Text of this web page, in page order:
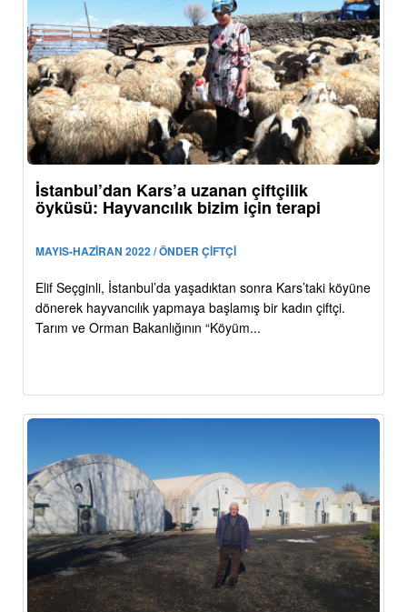
İstanbul’dan Kars’a uzanan çiftçilik
öyküsü: Hayvancılık bizim için terapi
MAYIS-HAZİRAN 2022 / ÖNDER ÇİFTÇİ
Elif Seçginli, İstanbul’da yaşadıktan sonra Kars’taki köyüne
dönerek hayvancılık yapmaya başlamış bir kadın çiftçi.
Tarım ve Orman Bakanlığının “Köyüm...